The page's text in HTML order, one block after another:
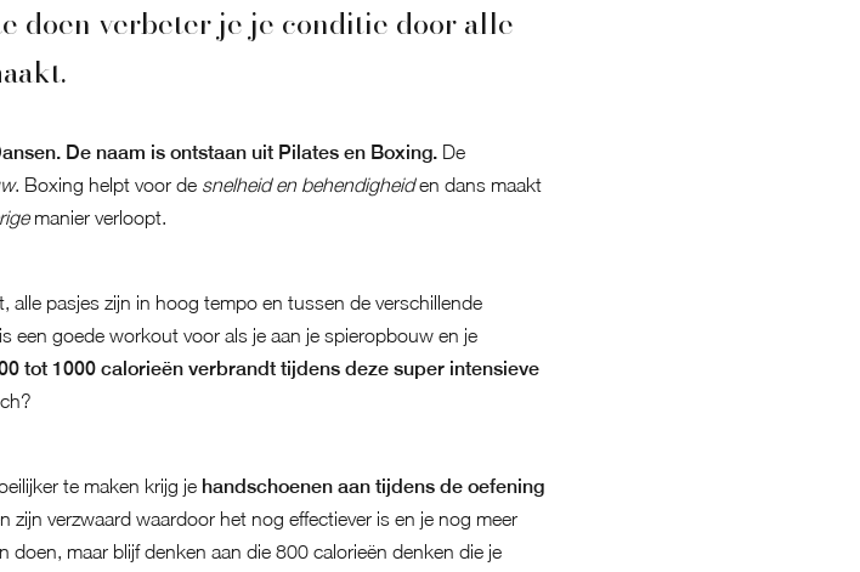
doen verbeter je je conditie door alle
De naam is ontstaan uit Pilates en Boxing.De
. Boxing helpt voor de snelheid en behendigheiden dans maakt
manier verloopt.
alle pasjes zijn in hoog tempo en tussen de verschillende
een goede workout voor als je aan je spieropbouw en je
tot 1000 calorieën verbrandt tijdens deze super intensieve
te maken krijg jehandschoenen aan tijdens de oefening
zijn verzwaard waardoor het nog effectiever is en je nog meer
doen, maar blijf denken aan die 800 calorieën denken die je